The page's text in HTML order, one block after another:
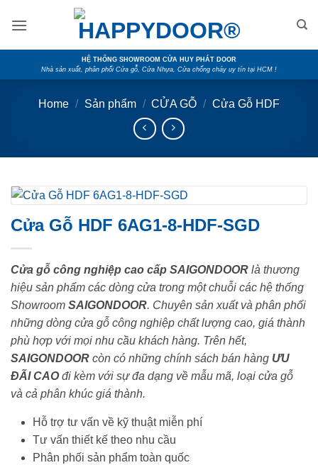
HỆ THỐNG SHOWROOM CỬA HUY PHÁT DOOR
Nhà sản xuất, phân phối Cửa gỗ, Cửa Nhựa, Cửa chống cháy uy tín tại HCM !
Home / Sản phẩm / CỬA GỖ / Cửa Gỗ HDF
Cửa Gỗ HDF 6AG1-8-HDF-SGD
Cửa gỗ công nghiệp cao cấp SAIGONDOOR là thương
hiệu sản phẩm các dòng cửa trong một chuỗi các hệ thống
Showroom SAIGONDOOR. Chuyên sản xuất và phân phối
những dòng cửa gỗ công nghiệp chất lượng cao, giá thành
phù hợp với mọi nhu cầu khách hàng. Trên hết,
SAIGONDOOR còn có những chính sách bán hàng ƯU
ĐÃI CAOđi kèm với sự đa dạng về mẫu mã, loại cửa gỗ
và cả phân khúc giá thành.
Hỗ trợ tư vấn về kỹ thuật miễn phí
Tư vấn thiết kế theo nhu cầu
Phân phối sản phẩm toàn quốc